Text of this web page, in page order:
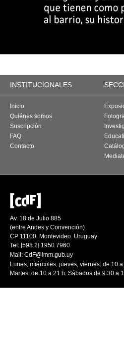
INSTITUCIONALES
Inicio
Quiénes somos
Suscripción
FAQ
Contacto
Av. 18 de Julio 885
(entre Andes y Convención)
CP 11100. Montevideo. Uruguay
Tel: [598 2] 1950 7960
Mail: CdF@imm.gub.uy
Lunes, miércoles, jueves, viernes: de 10
Martes: de 10 a 21 h. Sábados de 9.30 a